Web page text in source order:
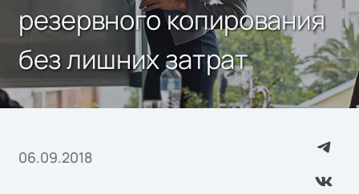
резервного копирования
без лишних затрат
06.09.2018